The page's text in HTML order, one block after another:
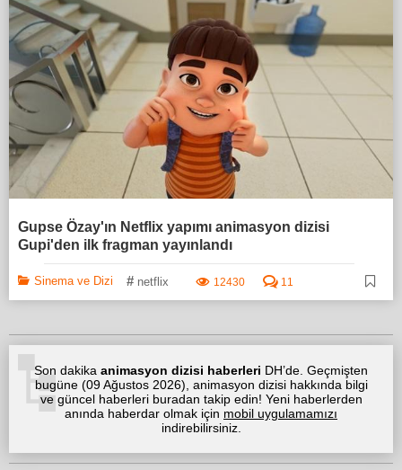
Gupse Özay'ın Netflix yapımı animasyon dizisi
Gupi'den ilk fragman yayınlandı
Sinema ve Dizi # netflix 12430 11
Son dakika animasyon dizisi haberleri DH’de. Geçmişten
bugüne (09 Ağustos 2026), animasyon dizisi hakkında bilgi
ve güncel haberleri buradan takip edin! Yeni haberlerden
anında haberdar olmak için mobil uygulamamızı
indirebilirsiniz.